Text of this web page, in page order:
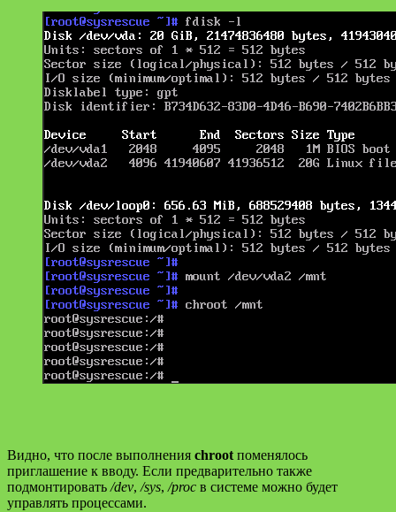
Видно, что после выполнения chrootпоменялось
приглашение к вводу. Если предварительно также
подмонтировать/dev,/sys,/proc в системе можно будет
управлять процессами.